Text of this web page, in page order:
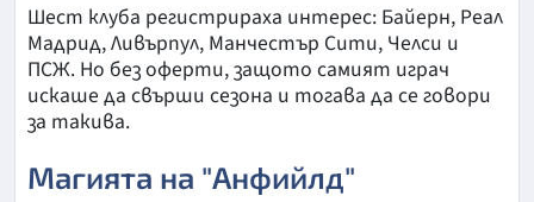
Шест клуба регистрираха интерес: Байерн, Реал
Мадрид, Ливърпул, Манчестър Сити, Челси и
ПСЖ. Но без оферти, защото самият играч
искаше да свърши сезона и тогава да се говори
за такива.
Магията на "Анфийлд"